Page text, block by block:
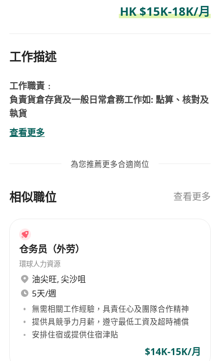
HK $15K-18K/月
工作描述
工作職責﹕
負責貨倉存貨及一般日常倉務工作如: 點算、核對及
執貨
入職要求﹕
熱誠主動，具正面工作態度
良好廣東話
查看更多
為您推薦更多合適崗位
相似職位 查看更多
仓务员（外劳）
環球人力資源
油尖旺, 尖沙咀
5天/週
無需相關工作經驗，具責任心及團隊合作精神
提供具競爭力月薪，遵守最低工資及超時補償
安排住宿或提供住宿津貼
$14K-15K/月